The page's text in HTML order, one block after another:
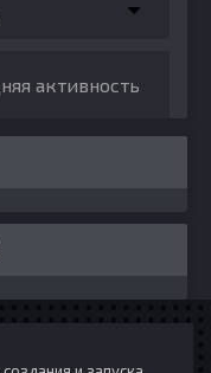
активность